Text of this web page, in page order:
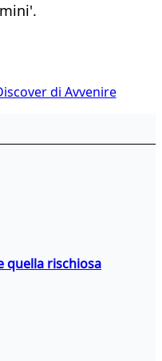
di Avvenire
quella rischiosa